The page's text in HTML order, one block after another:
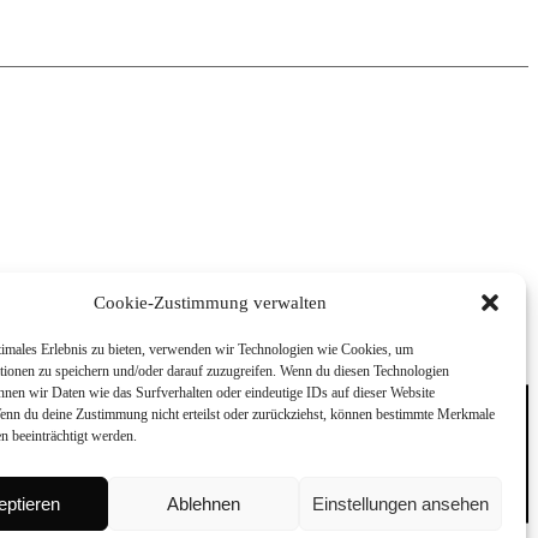
Cookie-Zustimmung verwalten
Erlebnis zu bieten, verwenden wir Technologien wie Cookies, um
zu speichern und/oder darauf zuzugreifen. Wenn du diesen Technologien
wir Daten wie das Surfverhalten oder eindeutige IDs auf dieser Website
du deine Zustimmung nicht erteilst oder zurückziehst, können bestimmte Merkmale
beeinträchtigt werden.
Ablehnen Einstellungen ansehen
Datenschutz Impressum